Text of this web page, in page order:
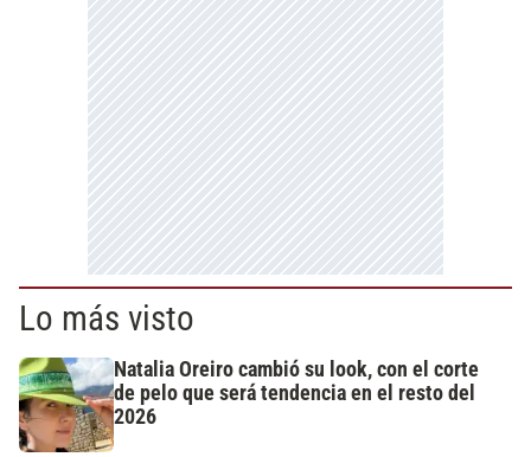
Lo más visto
Natalia Oreiro cambió su look, con el corte
de pelo que será tendencia en el resto del
2026